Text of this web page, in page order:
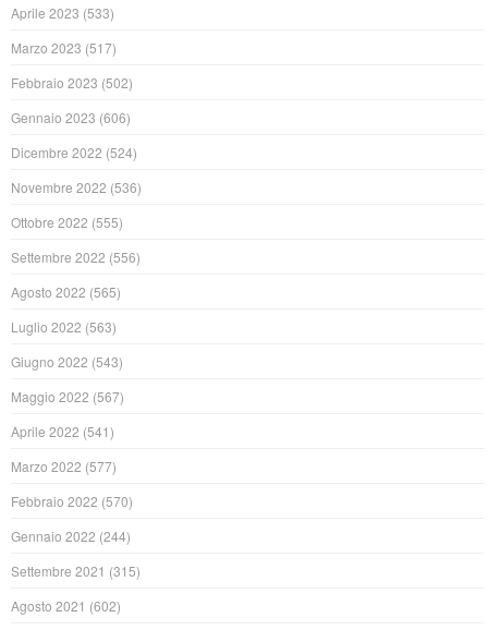
Aprile 2023 (533)
Marzo 2023 (517)
Febbraio 2023 (502)
Gennaio 2023 (606)
Dicembre 2022 (524)
Novembre 2022 (536)
Ottobre 2022 (555)
Settembre 2022 (556)
Agosto 2022 (565)
Luglio 2022 (563)
Giugno 2022 (543)
Maggio 2022 (567)
Aprile 2022 (541)
Marzo 2022 (577)
Febbraio 2022 (570)
Gennaio 2022 (244)
Settembre 2021 (315)
Agosto 2021 (602)